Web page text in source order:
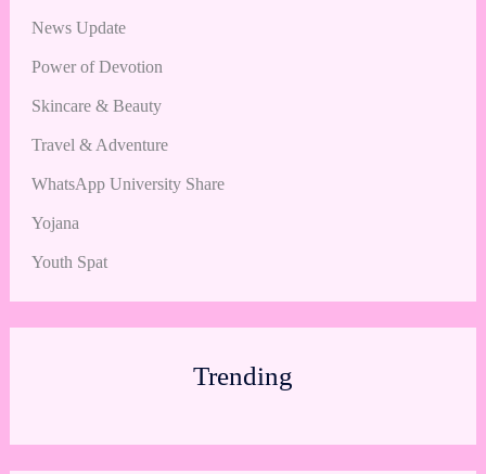
News Update
Power of Devotion
Skincare & Beauty
Travel & Adventure
WhatsApp University Share
Yojana
Youth Spat
Trending